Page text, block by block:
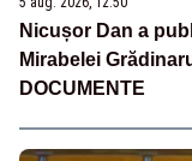
Nicușor Dan a
Mirabelei
DOCUMENTE